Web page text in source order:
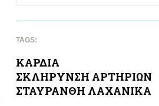
TAGS:
ΚΑΡΔΙA
ΣΚΛΗΡΥΝΣΗ ΑΡΤΗΡΙΩΝ
ΣΤΑΥΡΑΝΘΗ ΛΑΧΑΝΙΚA